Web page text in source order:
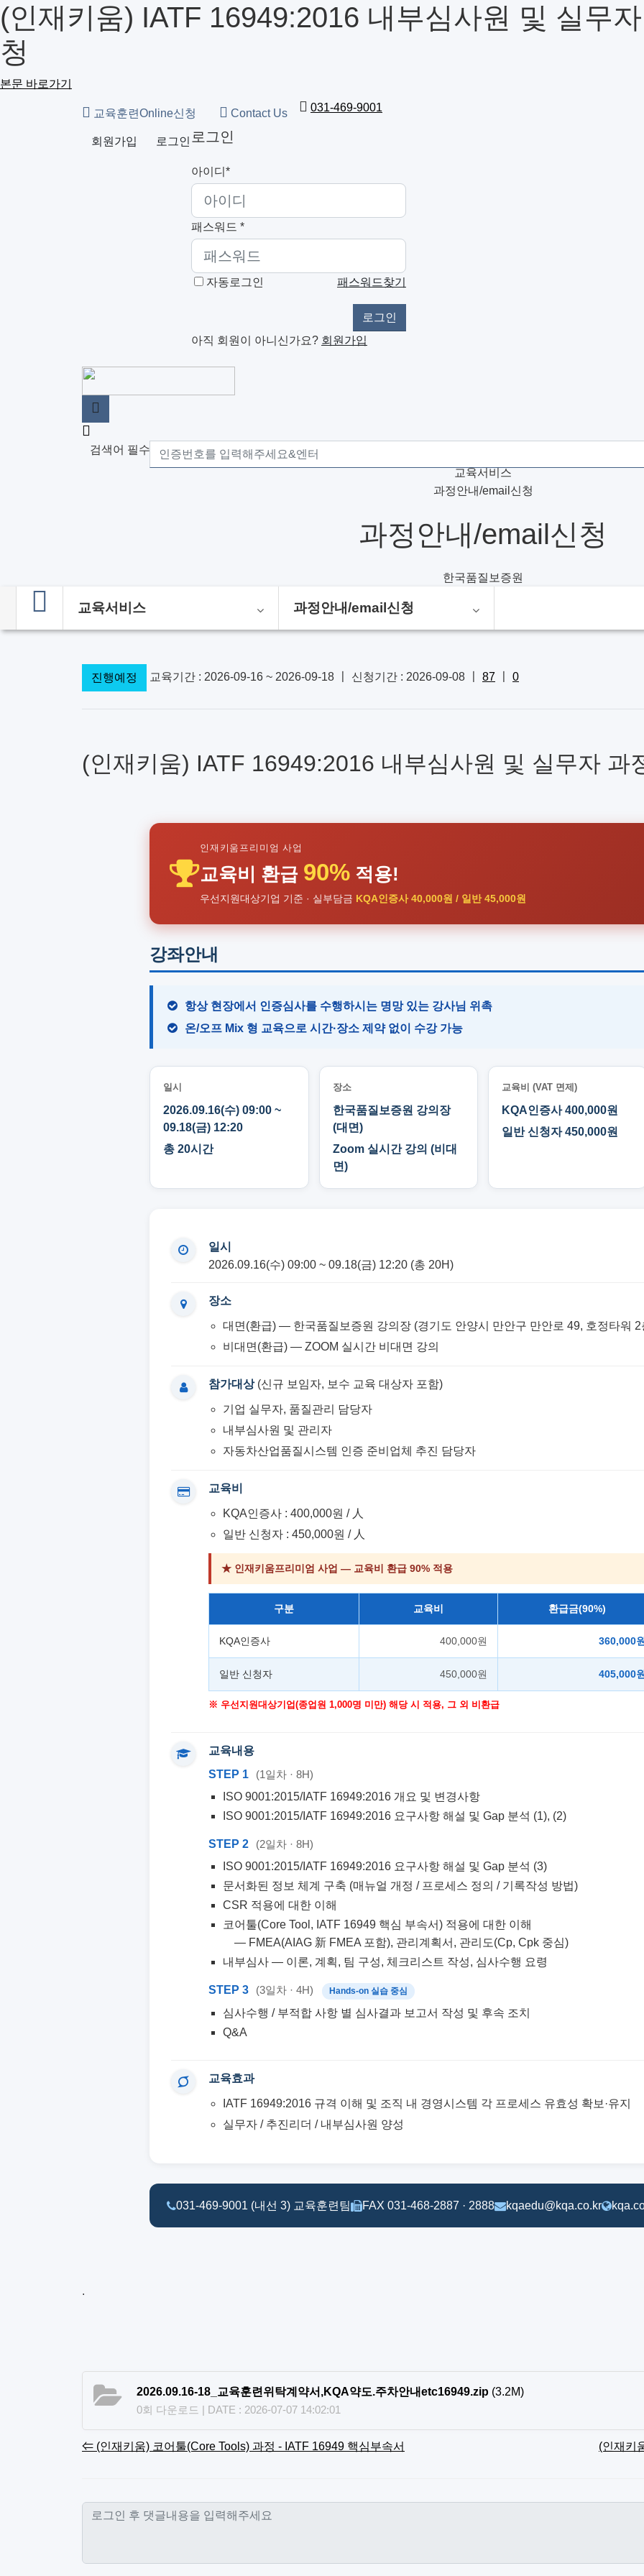
(인재키움) IATF 16949:2016 내부심사원 및 실무
청
본문 바로가기
교육훈련Online신청 Contact Us 031-469-9001
회원가입 로그인 로그인
아이디*
패스워드 *
자동로그인 패스워드찾기
아직 회원이 아니신가요? 회원가입
검색어 필수
과정안내/email신청
한국품질보증원
교육서비스
과정안내/email신청
교육서비스 과정안내/email신청
진행예정 교육기간 : 2026-09-16 ~ 2026-09-18 〡 신청기간 : 2026-09-08 〡 87 0
(인재키움) IATF 16949:2016 내부심사원 및 실무자 과
인재키움프리미엄 사업
교육비 환급 90% 적용!
우선지원대상기업 기준 · 실부담금 KQA인증사 40,000원 / 일반 45,000원
강좌안내
항상 현장에서 인증심사를 수행하시는 명망 있는 강사님 위촉
온/오프 Mix 형 교육으로 시간·장소 제약 없이 수강 가능
일시
2026.09.16(수) 09:00 ~
09.18(금) 12:20
총 20시간
장소
한국품질보증원 강의장
(대면)
Zoom 실시간 강의 (비대
면)
교육비 (VAT 면제)
KQA인증사 400,000원
일반 신청자 450,000원
일시
2026.09.16(수) 09:00 ~ 09.18(금) 12:20 (총 20H)
장소
대면(환급) — 한국품질보증원 강의장 (경기도 안양시 만안구 만안로 49, 호정타워 2
비대면(환급) — ZOOM 실시간 비대면 강의
참가대상(신규 보임자, 보수 교육 대상자 포함)
기업 실무자, 품질관리 담당자
내부심사원 및 관리자
자동차산업품질시스템 인증 준비업체 추진 담당자
교육비
KQA인증사 : 400,000원 / 人
일반 신청자 : 450,000원 / 人
★ 인재키움프리미엄 사업 — 교육비 환급 90% 적용
구분 교육비 환급금(90%)
KQA인증사 400,000원 360,000
일반 신청자 450,000원 405,000
※ 우선지원대상기업(종업원 1,000명 미만) 해당 시 적용, 그 외 비환급
교육내용
STEP 1
(1일차 · 8H)
ISO 9001:2015/IATF 16949:2016 개요 및 변경사항
ISO 9001:2015/IATF 16949:2016 요구사항 해설 및 Gap 분석 (1), (2)
STEP 2 (2일차 · 8H)
ISO 9001:2015/IATF 16949:2016 요구사항 해설 및 Gap 분석 (3)
문서화된 정보 체계 구축 (매뉴얼 개정 / 프로세스 정의 / 기록작성 방법)
CSR 적용에 대한 이해
코어툴(Core Tool, IATF 16949 핵심 부속서) 적용에 대한 이해
— FMEA(AIAG 新 FMEA 포함), 관리계획서, 관리도(Cp, Cpk 중심)
내부심사 — 이론, 계획, 팀 구성, 체크리스트 작성, 심사수행 요령
STEP 3 (3일차 · 4H) Hands-on 실습 중심
심사수행 / 부적합 사항 별 심사결과 보고서 작성 및 후속 조치
Q&A
교육효과
IATF 16949:2016 규격 이해 및 조직 내 경영시스템 각 프로세스 유효성 확보·유지
실무자 / 추진리더 / 내부심사원 양성
031-469-9001 (내선 3) 교육훈련팀 FAX 031-468-2887 · 2888 kqaedu@kqa.co.kr
.
2026.09.16-18_교육훈련위탁계약서,KQA약도.주차안내etc16949.zip (3.2M)
0회 다운로드 | DATE : 2026-07-07 14:02:01
⇐ (인재키움) 코어툴(Core Tools) 과정 - IATF 16949 핵심부속서 (인재키